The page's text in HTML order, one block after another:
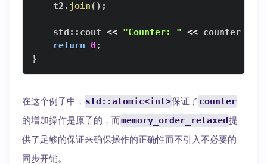
    t2
. join( ) ;
    std
:: cout << "Counter: " << counter
return
0;
}
在这个例子中， std::atomic<int>保证了 counter
的增加操作是原子的，而memory_order_relaxed提
供了足够的保证来确保操作的正确性而不引入不必要的
同步开销。